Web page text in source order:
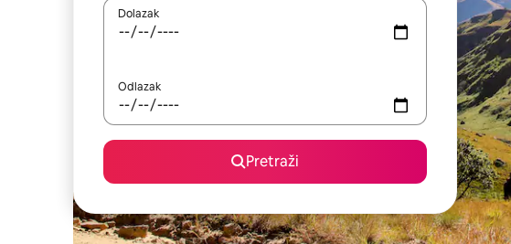
Dolazak
Odlazak
Pretraži